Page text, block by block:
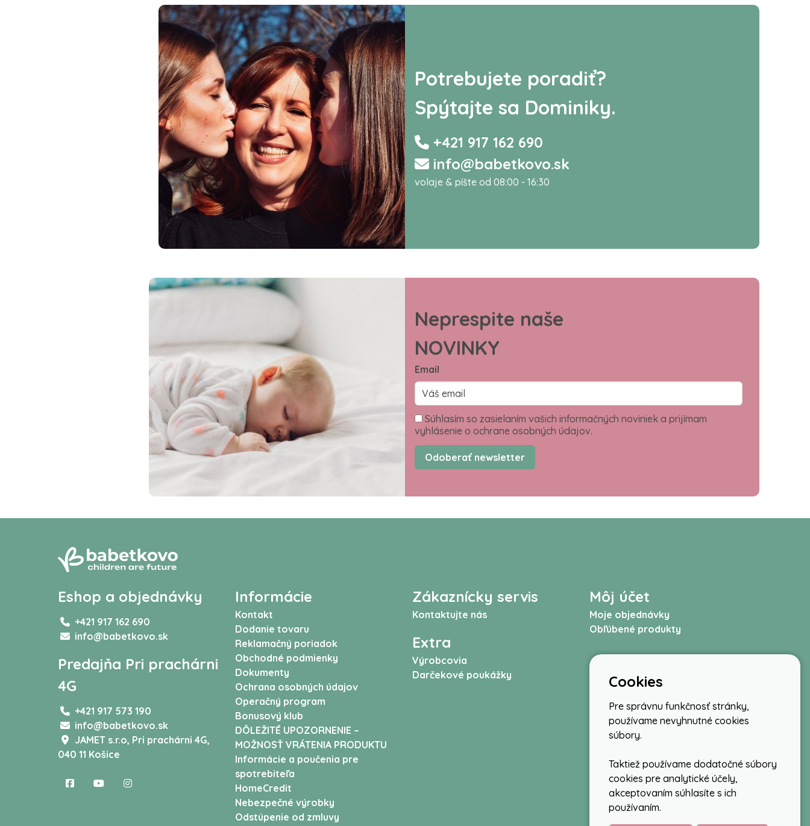
Potrebujete poradiť?
Spýtajte sa Dominiky.
+421 917 162 690
info@babetkovo.sk
volaje & píšte od 08:00 - 16:30
Neprespite naše
NOVINKY
Email
Súhlasím so zasielaním vašich informačných noviniek a prijímam
vyhlásenie o ochrane osobných údajov.
Odoberať newsletter
Eshop a objednávky
+421 917 162 690
info@babetkovo.sk
Predajňa Pri prachárni
4G
+421 917 573 190
info@babetkovo.sk
JAMET s.r.o, Pri prachárni 4G,
040 11 Košice
Informácie
Kontakt
Dodanie tovaru
Reklamačný poriadok
Obchodné podmienky
Dokumenty
Ochrana osobných údajov
Operačný program
Bonusový klub
DÔLEŽITÉ UPOZORNENIE –
MOŽNOSŤ VRÁTENIA PRODUKTU
Informácie a poučenia pre
spotrebiteľa
HomeCredit
Nebezpečné výrobky
Odstúpenie od zmluvy
Zákaznícky servis
Kontaktujte nás
Extra
Výrobcovia
Darčekové poukážky
Môj účet
Moje objednávky
Obľúbené produkty
Cookies
Pre správnu funkčnosť stránky,
používame nevyhnutné cookies
súbory.
Taktiež používame dodatočné súbory
cookies pre analytické účely,
akceptovaním súhlasíte s ich
používaním.